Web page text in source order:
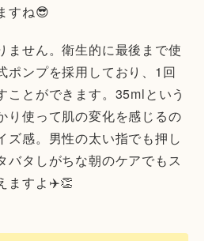
すね😎
ません。衛生的に最後まで使
ポンプを採用しており、1回
ことができます。35mlという
り使って肌の変化を感じるの
ズ感。男性の太い指でも押し
バタしがちな朝のケアでもス
ますよ✈️👏